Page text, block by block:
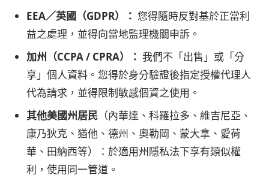
EEA／英國（GDPR）： 您得隨時反對基於正當利
益之處理，並得向當地監理機關申訴。
加州（CCPA / CPRA）： 我們不「出售」或「分
享」個人資料。您得於身分驗證後指定授權代理人
代為請求，並得限制敏感個資之使用。
其他美國州居民 （內華達、科羅拉多、維吉尼亞、
康乃狄克、猶他、德州、奧勒岡、蒙大拿、愛荷
華、田納西等）：於適用州隱私法下享有類似權
利，使用同一管道。